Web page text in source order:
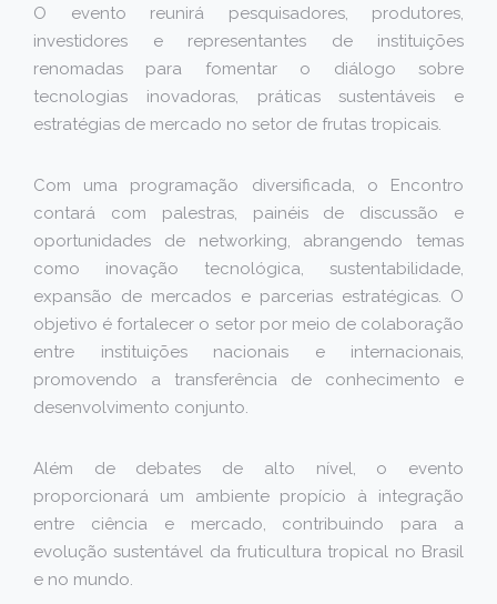
O evento reunirá pesquisadores, produtores,
investidores e representantes de instituições
renomadas para fomentar o diálogo sobre
tecnologias inovadoras, práticas sustentáveis e
estratégias de mercado no setor de frutas tropicais.
Com uma programação diversificada, o Encontro
contará com palestras, painéis de discussão e
oportunidades de networking, abrangendo temas
como inovação tecnológica, sustentabilidade,
expansão de mercados e parcerias estratégicas. O
objetivo é fortalecer o setor por meio de colaboração
entre instituições nacionais e internacionais,
promovendo a transferência de conhecimento e
desenvolvimento conjunto.
Além de debates de alto nível, o evento
proporcionará um ambiente propício à integração
entre ciência e mercado, contribuindo para a
evolução sustentável da fruticultura tropical no Brasil
e no mundo.